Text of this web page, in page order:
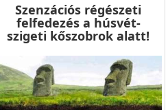
Szenzációs régészeti
felfedezés a húsvét-
szigeti kőszobrok alatt!